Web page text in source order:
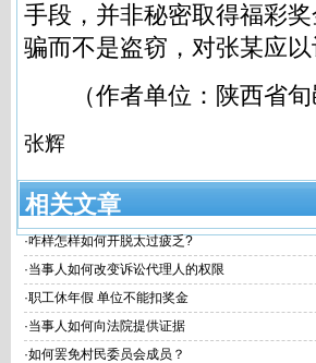
手段，并非秘密取得福彩
骗而不是盗窃，对张某应
（作者单位：陕西省旬
张辉
相关文章
·咋样怎样如何开脱太过疲乏?
·当事人如何改变诉讼代理人的权限
·职工休年假 单位不能扣奖金
·当事人如何向法院提供证据
·如何罢免村民委员会成员？